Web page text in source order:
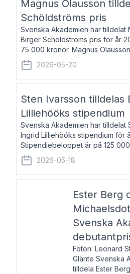
Magnus Olausson
Schöldströms pris
Svenska Akademien har tilldelat
Birger Schöldströms pris för år
75 000 kronor. Magnus
bosatt i Stockholm, är
hovman. Han disputerade 1993
2026-05-20
Sten Ivarsson tilldelas
Lilliehööks stipendium
Svenska Akademien har tilldelat
Ingrid Lilliehööks stipendium för
Stipendiebeloppet är på 125
född 1979, är
Söderslättsgymnasiet i
2026-05-18
Ester Berg
Svenska
Foton: Leonard
Glänte Svenska
tilldela Ester